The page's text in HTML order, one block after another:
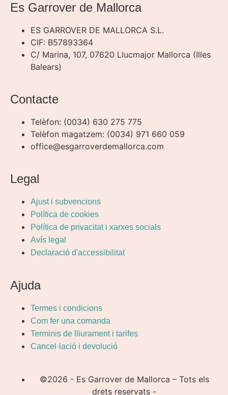
Es Garrover de Mallorca
ES GARROVER DE MALLORCA S.L.
CIF: B57893364
C/ Marina, 107, 07620 Llucmajor Mallorca (Illes
Balears)
Contacte
Telèfon: (0034) 630 275 775
Telèfon magatzem: (0034) 971 660 059
office@esgarroverdemallorca.com
Legal
Ajust i subvencions
Política de cookies
Política de privacitat i xarxes socials
Avís legal
Declaració d'accessibilitat
Ajuda
Termes i condicions
Com fer una comanda
Terminis de lliurament i tarifes
Cancel·lació i devolució
©2026 - Es Garrover de Mallorca – Tots els
drets reservats -